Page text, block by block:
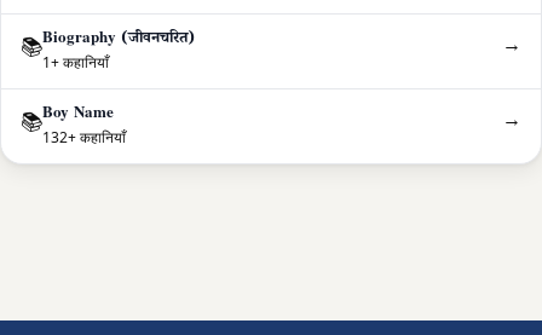
📚Biography (जीवनचरित)
1+ कहानियाँ
→
📚Boy Name
132+ कहानियाँ
→